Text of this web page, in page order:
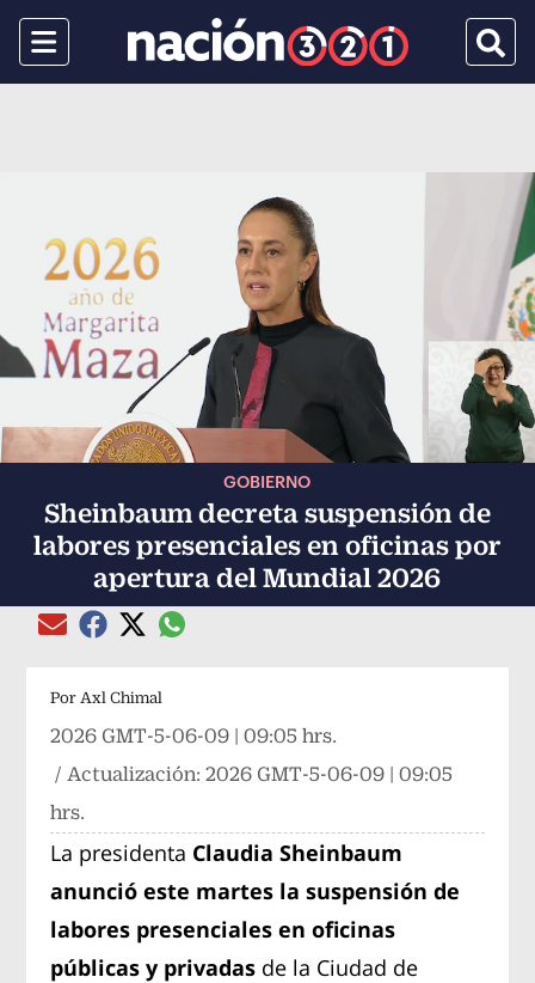
Menu
GOBIERNO
Sheinbaum decreta suspensión de
labores presenciales en oficinas por
apertura del Mundial 2026
Compartir el artículo actual mediante Email
Compartir el artículo actual mediante Facebook
Compartir el artículo actual mediante Twitter
Compartir el artículo actual mediante
Por Axl Chimal
2026 GMT-5-06-09 | 09:05 hrs.
/ Actualización:2026 GMT-5-06-09 | 09:05
hrs.
La presidenta Claudia Sheinbaum
anunció este martes la suspensión de
labores presenciales en oficinas
públicas y privadas de la Ciudad de